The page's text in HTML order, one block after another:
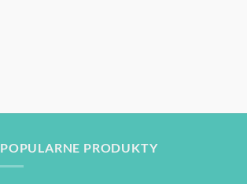
POPULARNE PRODUKTY